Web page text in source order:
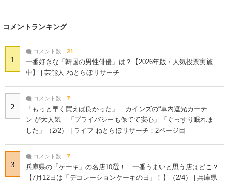
コメントランキング
1
コメント数： 21
一番好きな「韓国の男性俳優」は？【2026年版・人気投票実施
中】 | 芸能人 ねとらぼリサーチ
2
コメント数： 7
「もっと早く買えば良かった」 カインズの“車内遮光カーテ
ン”が大人気 「プライバシーも保てて安心」「ぐっすり眠れま
した」（2/2） | ライフ ねとらぼリサーチ：2ページ目
3
コメント数： 7
兵庫県の「ケーキ」の名店10選！ 一番うまいと思う店はどこ？
【7月12日は「デコレーションケーキの日」！】（2/4） | 兵庫県